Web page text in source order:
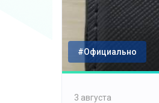
#Официально
3 августа